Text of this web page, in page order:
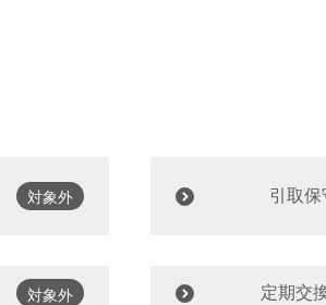
対象外 引取保
対象外 定期交